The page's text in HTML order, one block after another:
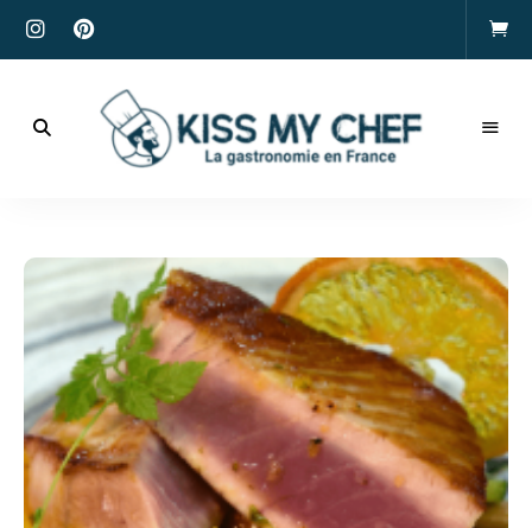
My
Chef